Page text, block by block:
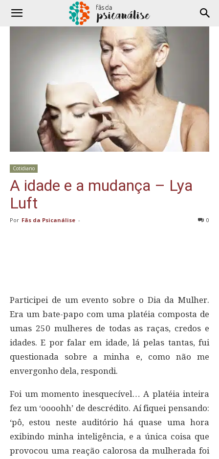
Cotidiano
A idade e a mudança – Lya
Luft
Por Fãs da Psicanálise - 0
Participei de um evento sobre o Dia da Mulher.
Era um bate-papo com uma platéia composta de
umas 250 mulheres de todas as raças, credos e
idades. E por falar em idade, lá pelas tantas, fui
questionada sobre a minha e, como não me
envergonho dela, respondi.
Foi um momento inesquecível… A platéia inteira
fez um ‘oooohh’ de descrédito. Aí fiquei pensando:
‘pô, estou neste auditório há quase uma hora
exibindo minha inteligência, e a única coisa que
provocou uma reação calorosa da mulherada foi